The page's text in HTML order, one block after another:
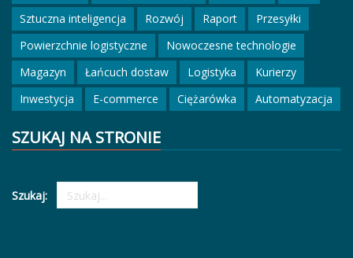
Sztuczna inteligencja
Rozwój Raport
Przesyłki
Powierzchnie logistyczne
Nowoczesne technologie
Magazyn
Łańcuch dostaw Logistyka
Kurierzy
Inwestycja
E-commerce Ciężarówka Automatyzacja
SZUKAJ NA STRONIE
Szukaj: